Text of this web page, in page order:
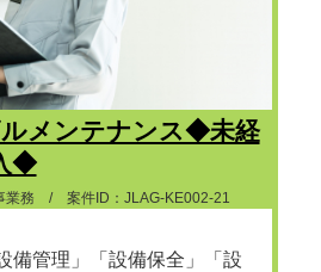
メンテナンス◆未経
◆
業務 / 案件ID：JLAG-KE002-21
備管理」「設備保全」「設